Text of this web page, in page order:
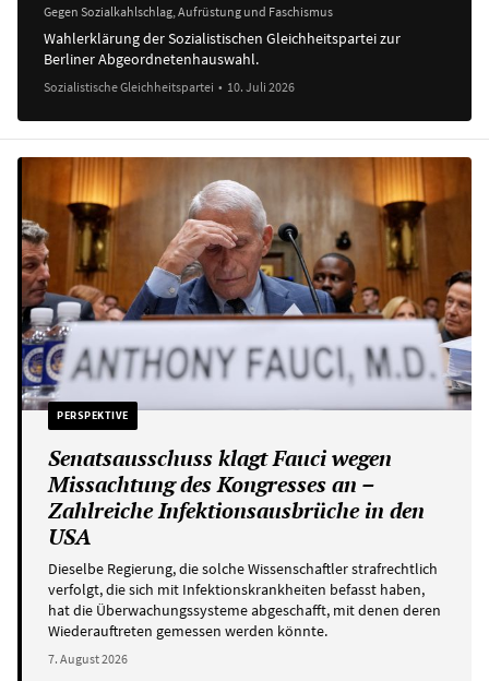
Gegen Sozialkahlschlag, Aufrüstung und Faschismus
Wahlerklärung der Sozialistischen Gleichheitspartei zur
Berliner Abgeordnetenhauswahl.
Sozialistische Gleichheitspartei • 10. Juli 2026
PERSPEKTIVE
Senatsausschuss klagt Fauci wegen
Missachtung des Kongresses an –
Zahlreiche Infektionsausbrüche in den
USA
Dieselbe Regierung, die solche Wissenschaftler strafrechtlich
verfolgt, die sich mit Infektionskrankheiten befasst haben,
hat die Überwachungssysteme abgeschafft, mit denen deren
Wiederauftreten gemessen werden könnte.
7. August 2026